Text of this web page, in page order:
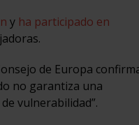
y ha participado en
de Europa
no garantiza una
vulnerabilidad”.